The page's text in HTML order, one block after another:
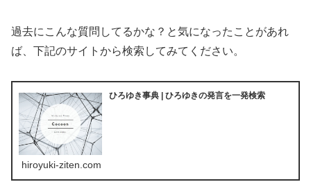
過去にこんな質問してるかな？と気になったことがあれ
ば、下記のサイトから検索してみてください。
ひろゆき事典 | ひろゆきの発言を一発検索
hiroyuki-ziten.com